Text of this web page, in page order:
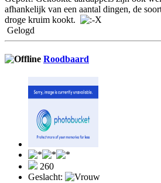
afhankelijk van een aantal dingen, de
droge kruim kookt.
Gelogd
Roodbaard
260
Geslacht: